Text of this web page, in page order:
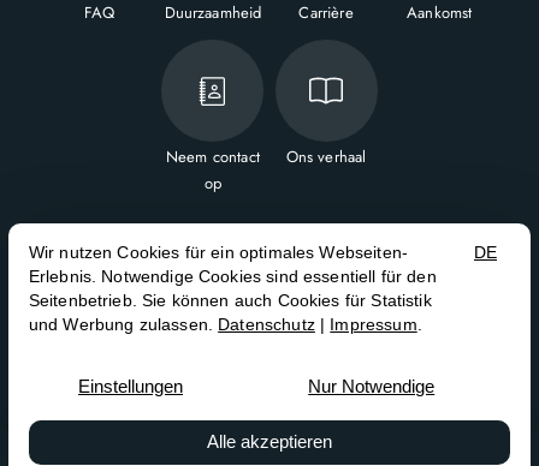
Boek nu
FAQ Duurzaamheid Carrière Aankomst
Neem contact
op
Ons verhaal
© 2026 The Belson Brussels — This hotel is owned by ASHG &
managed by Step Partners GmbH
NL EN FR Contract annuleren Impressum Privacybeleid
Algemene voorwaarden
  